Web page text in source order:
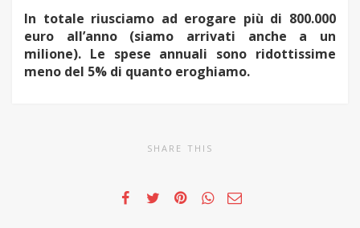
In totale riusciamo ad erogare più di 800.000
euro all’anno (siamo arrivati anche a un
milione). Le spese annuali sono ridottissime
meno del 5% di quanto eroghiamo.
SHARE THIS